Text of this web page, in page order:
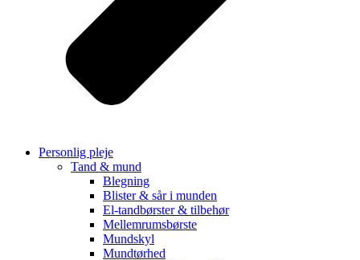
Personlig pleje
Tand & mund
Blegning
Blister & sår i munden
El-tandbørster & tilbehør
Mellemrumsbørste
Mundskyl
Mundtørhed